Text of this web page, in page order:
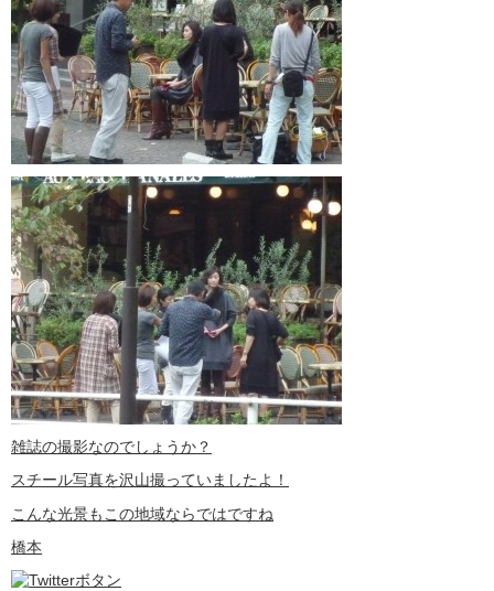
雑誌の撮影なのでしょうか？
スチール写真を沢山撮っていましたよ！
こんな光景もこの地域ならではですね
橋本